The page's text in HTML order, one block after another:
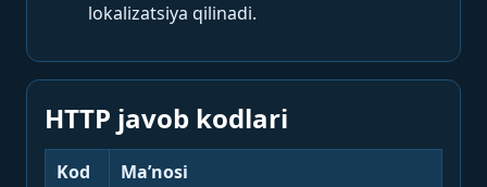
lokalizatsiya qilinadi.
HTTP javob kodlari
Kod Ma’nosi